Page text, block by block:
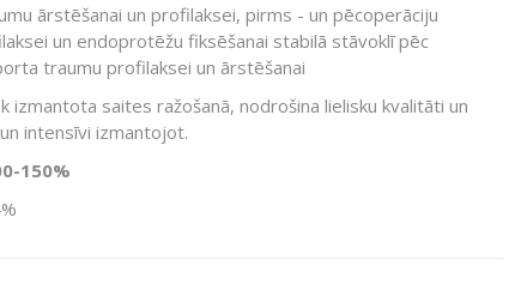
ārstēšanai un profilaksei, pirms - un pēcoperāciju
un endoprotēžu fiksēšanai stabilā stāvoklī pēc
traumu profilaksei un ārstēšanai
izmantota saites ražošanā, nodrošina lielisku kvalitāti un
intensīvi izmantojot.
150%